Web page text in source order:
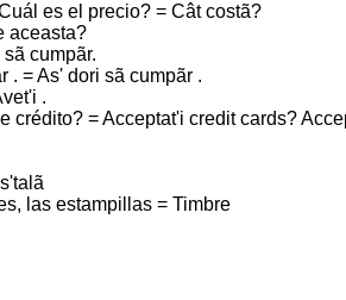
es el precio? = Cât costã?
aceasta?
cumpãr.
. = As' dori sã cumpãr .
.
crédito? = Acceptat'i credit cards?
las estampillas = Timbre